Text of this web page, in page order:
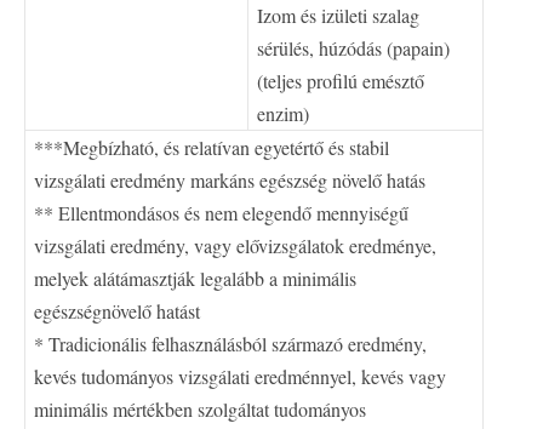
Izom és izületi szalag
sérülés, húzódás (papain)
(teljes profilú emésztő
enzim)
***Megbízható, és relatívan egyetértő és stabil
vizsgálati eredmény markáns egészség növelő hatás
** Ellentmondásos és nem elegendő mennyiségű
vizsgálati eredmény, vagy elővizsgálatok eredménye,
melyek alátámasztják legalább a minimális
egészségnövelő hatást
* Tradicionális felhasználásból származó eredmény,
kevés tudományos vizsgálati eredménnyel, kevés vagy
minimális mértékben szolgáltat tudományos